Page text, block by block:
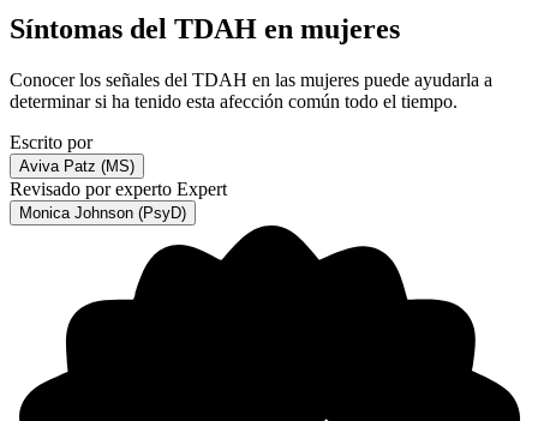
Síntomas del TDAH en mujeres
Conocer los señales del TDAH en las mujeres puede ayudarla a
determinar si ha tenido esta afección común todo el tiempo.
Escrito por
Aviva Patz (MS)
Revisado por experto Expert
Monica Johnson (PsyD)